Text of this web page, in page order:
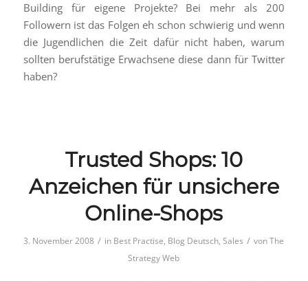
Building für eigene Projekte? Bei mehr als 200
Followern ist das Folgen eh schon schwierig und wenn
die Jugendlichen die Zeit dafür nicht haben, warum
sollten berufstätige Erwachsene diese dann für Twitter
haben?
Trusted Shops: 10
Anzeichen für unsichere
Online-Shops
3. November 2008 / in Best Practise, Blog Deutsch,Sales / vonThe
Strategy Web